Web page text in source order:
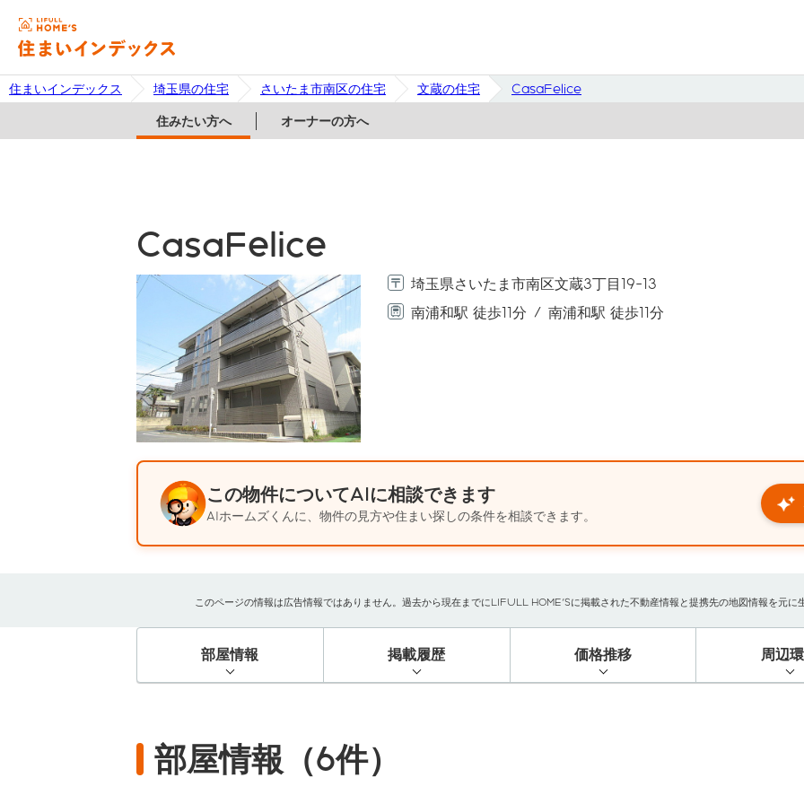
住まいインデックス 埼玉県の住宅 さいたま市南区の住宅 文蔵の住宅 CasaFelice
住みたい方へ オーナーの方へ
CasaFelice
埼玉県さいたま市南区文蔵3丁目19-13
南浦和駅 徒歩11分
南浦和駅 徒歩11分
この物件についてAIに相談できます
AIホームズくんに、物件の見方や住まい探しの条件を相談できます。
このページの情報は広告情報ではありません。過去から現在までにLIFULL HOME'Sに掲載された不動産情報と提携先の地図情報を元
部屋情報 掲載履歴 価格推移 周辺
部屋情報（6件）